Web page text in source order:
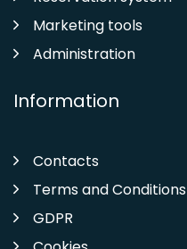
Marketing tools
Administration
Information
Contacts
Terms and Conditions
GDPR